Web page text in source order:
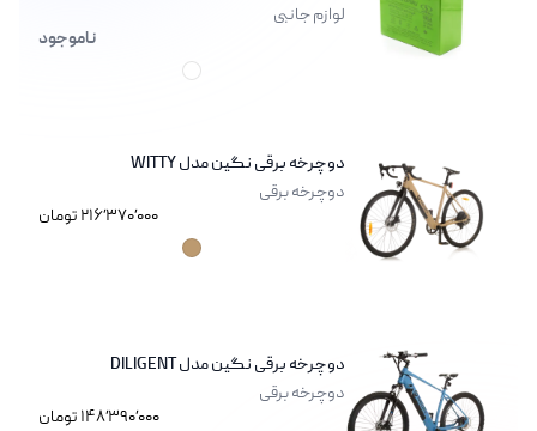
لوازم جانبی
ناموجود
دوچرخه برقی نگین مدل WITTY
دوچرخه برقی
۲۱۶٬۳۷۰٬۰۰۰ تومان
خاکی
دوچرخه برقی نگین مدل DILIGENT
دوچرخه برقی
۱۴۸٬۳۹۰٬۰۰۰ تومان